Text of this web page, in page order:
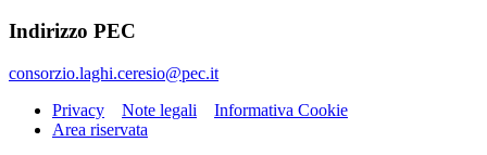
Indirizzo PEC
consorzio.laghi.ceresio@pec.it
Privacy
Note legali
Informativa Cookie
Area riservata